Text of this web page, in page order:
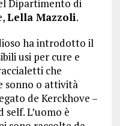
Dipartimento di
Lella Mazzoli.
ha introdotto il
usi per cure e
che
sonno o attività
de Kerckhove –
L’uomo è